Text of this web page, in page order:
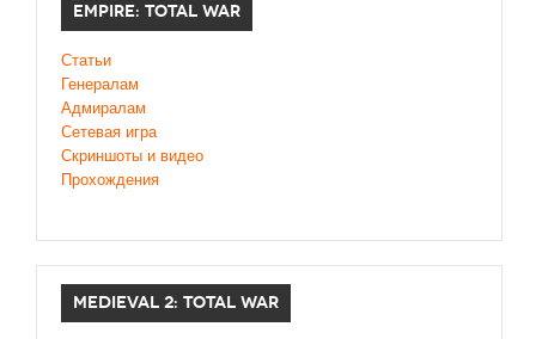
EMPIRE: TOTAL WAR
Статьи
Генералам
Адмиралам
Сетевая игра
Скриншоты и видео
Прохождения
MEDIEVAL 2: TOTAL WAR